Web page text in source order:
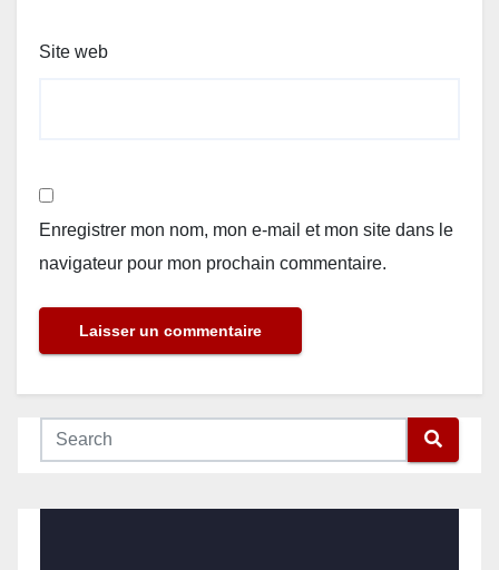
Site web
Enregistrer mon nom, mon e-mail et mon site dans le
navigateur pour mon prochain commentaire.